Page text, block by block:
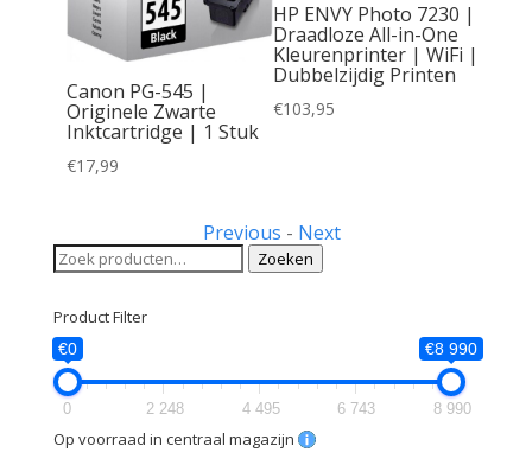
Canon PG-545 |
Originele Zwarte
Inktcartridge | 1 Stuk
€17,99
HP ENVY Photo 7230 |
Draadloze All-in-One
Kleurenprinter | WiFi |
Dubbelzijdig Printen
€103,95
Previous - Next
Zoeken
naar:
Zoeken
Product Filter
€0 €8 990
0 2 248 4 495 6 743 8 990
Op voorraad in centraal magazijn